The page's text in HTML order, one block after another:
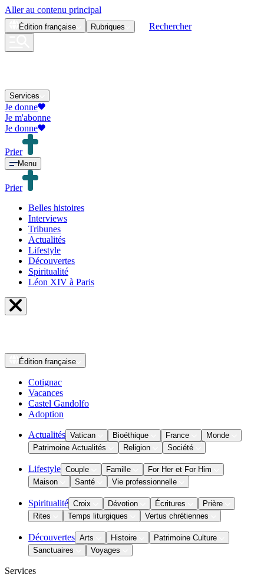
Aller au contenu principal
Édition française Rubriques Rechercher
Services
Je donne
Je m'abonne
Je donne
Prier
Menu
Prier
Belles histoires
Interviews
Tribunes
Actualités
Lifestyle
Découvertes
Spiritualité
Léon XIV à Paris
Édition française
Cotignac
Vacances
Castel Gandolfo
Adoption
Actualités Vatican Bioéthique France
Monde
Patrimoine Actualités
Religion Société
Lifestyle Couple Famille
For Her et For Him
Maison
Santé Vie professionnelle
Spiritualité Croix Dévotion Écritures
Prière
Rites
Temps liturgiques Vertus chrétiennes
Découvertes Arts Histoire
Patrimoine Culture
Sanctuaires
Voyages
Services